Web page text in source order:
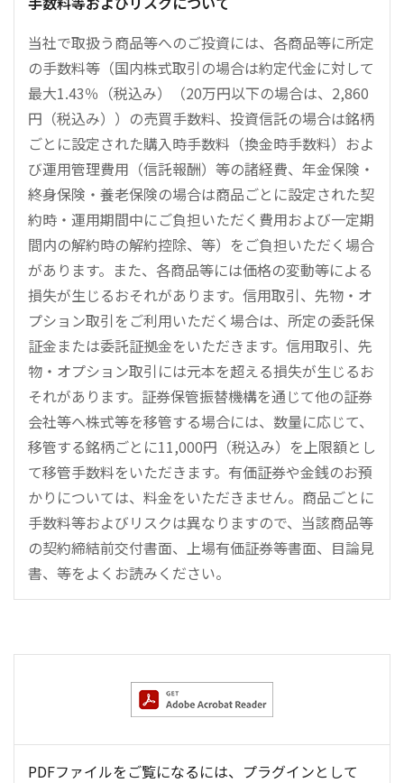
当社で取扱う商品等へのご投資には、各商品等に所定
の手数料等（国内株式取引の場合は約定代金に対して
最大1.43％（税込み）（20万円以下の場合は、2,860
円（税込み））の売買手数料、投資信託の場合は銘柄
ごとに設定された購入時手数料（換金時手数料）およ
び運用管理費用（信託報酬）等の諸経費、年金保険・
終身保険・養老保険の場合は商品ごとに設定された契
約時・運用期間中にご負担いただく費用および一定期
間内の解約時の解約控除、等）をご負担いただく場合
があります。また、各商品等には価格の変動等による
損失が生じるおそれがあります。信用取引、先物・オ
プション取引をご利用いただく場合は、所定の委託保
証金または委託証拠金をいただきます。信用取引、先
物・オプション取引には元本を超える損失が生じるお
それがあります。証券保管振替機構を通じて他の証券
会社等へ株式等を移管する場合には、数量に応じて、
移管する銘柄ごとに11,000円（税込み）を上限額とし
て移管手数料をいただきます。有価証券や金銭のお預
かりについては、料金をいただきません。商品ごとに
手数料等およびリスクは異なりますので、当該商品等
の契約締結前交付書面、上場有価証券等書面、目論見
書、等をよくお読みください。
PDFファイルをご覧になるには、プラグインとして